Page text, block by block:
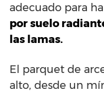
adecuado para
por suelo
las lamas.
El parquet de
alto, desde un